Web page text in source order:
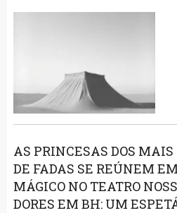
AS PRINCESAS DOS MAIS
DE FADAS SE REÚNEM
MÁGICO NO TEATRO
DORES EM BH: UM